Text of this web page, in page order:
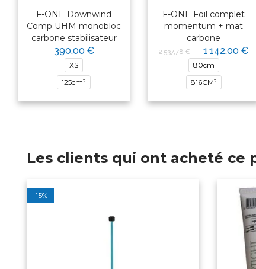
F-ONE Downwind
Comp UHM monobloc
carbone stabilisateur
390,00 €
XS
125cm²
F-ONE Foil complet
momentum + mat
carbone
2 537,78 € 1 142,00 €
80cm
816CM²
Les clients qui ont acheté
-15%